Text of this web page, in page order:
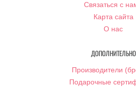
Связаться с
Карта сайта
О нас
ДОПОЛНИТЕЛЬНО
Производители
Подарочные